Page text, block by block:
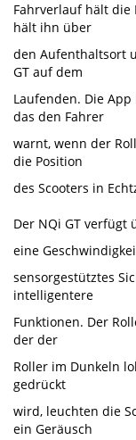
Fahrverlauf hält die
hält ihn über
den Aufenthaltsort
GT auf dem
Laufenden. Die
das den Fahrer
warnt, wenn der
die Position
des Scooters in
Der NQi GT verfügt
eine
sensorgestütztes
intelligentere
Funktionen. Der
der der
Roller im Dunkeln
gedrückt
wird, leuchten die
ein Geräusch